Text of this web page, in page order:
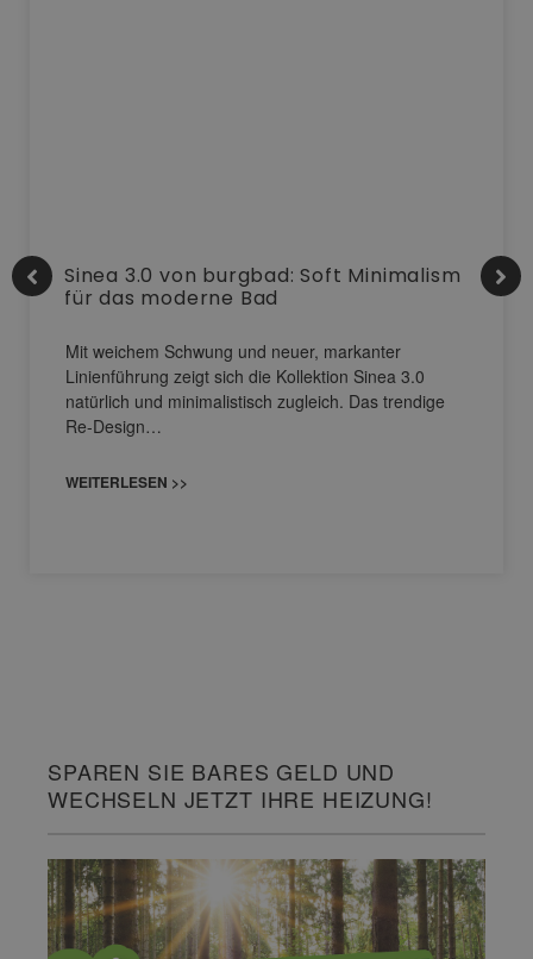
Sinea 3.0 von burgbad: Soft Minimalism
für das moderne Bad
Mit weichem Schwung und neuer, markanter
Linienführung zeigt sich die Kollektion Sinea 3.0
natürlich und minimalistisch zugleich. Das trendige
Re-Design…
WEITERLESEN >>
SPAREN SIE BARES GELD UND
WECHSELN JETZT IHRE HEIZUNG!